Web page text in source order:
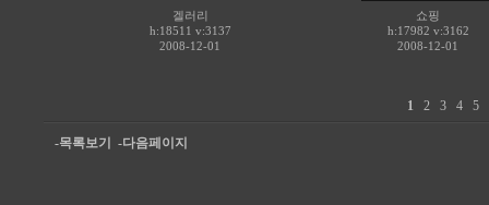
겔러리
h:18511 v:3137
2008-12-01
쇼핑
h:17982 v:3162
2008-12-01
1 2 3 4 5
-목록보기 -다음페이지